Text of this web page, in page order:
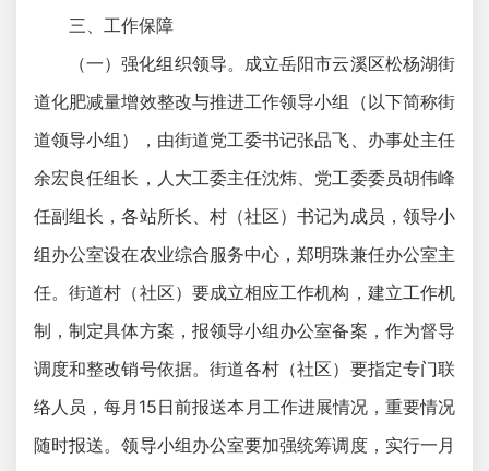
三、工作保障
（一）强化组织领导。成立岳阳市云溪区松杨湖街
道化肥减量增效整改与推进工作领导小组（以下简称街
道领导小组），由街道党工委书记张品飞、办事处主任
余宏良任组长，人大工委主任沈炜、党工委委员胡伟峰
任副组长，各站所长、村（社区）书记为成员，领导小
组办公室设在农业综合服务中心，郑明珠兼任办公室主
任。街道村（社区）要成立相应工作机构，建立工作机
制，制定具体方案，报领导小组办公室备案，作为督导
调度和整改销号依据。街道各村（社区）要指定专门联
络人员，每月15日前报送本月工作进展情况，重要情况
随时报送。领导小组办公室要加强统筹调度，实行一月